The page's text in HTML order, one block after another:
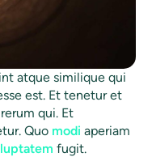
atque similique qui
est. Et tenetur et
qui. Et
Quo modi aperiam
fugit.